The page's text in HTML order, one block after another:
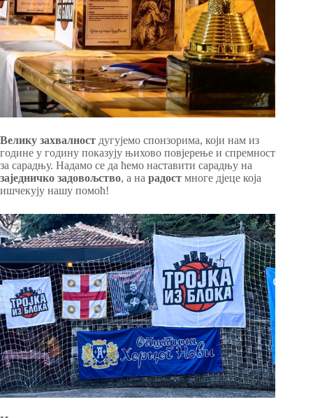
Велику захвалност дугујемо спонзорима, који нам из
године у годину показују њихово повјерење и спремност
за сарадњу. Надамо се да ћемо наставити сарадњу на
заједничко задовољство, а на радост многе дјеце која
ишчекују нашу помоћ!